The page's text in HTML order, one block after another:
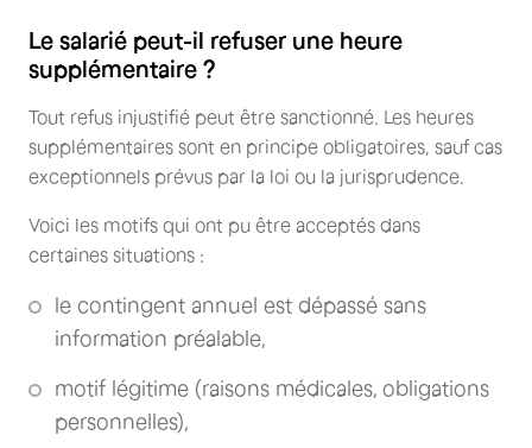
Le salarié peut-il refuser une heure
supplémentaire ?
Tout refus injustifié peut être sanctionné. Les heures
supplémentaires sont en principe obligatoires, sauf cas
exceptionnels prévus par la loi ou la jurisprudence.
Voici les motifs qui ont pu être acceptés dans
certaines situations :
le contingent annuel est dépassé sans
information préalable,
motif légitime (raisons médicales, obligations
personnelles),